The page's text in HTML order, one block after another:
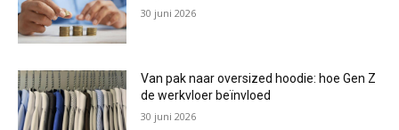
30 juni 2026
Van pak naar oversized hoodie: hoe Gen Z
de werkvloer beïnvloed
30 juni 2026